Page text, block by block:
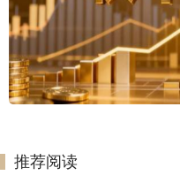
推荐阅读